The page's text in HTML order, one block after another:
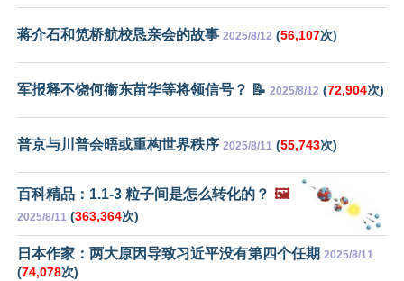
蒋介石和笕桥航校恳亲会的故事 2025/8/12 (56,107次)
军报释不饶何衞东苗华等将领信号？ 📝 2025/8/12 (72,904次)
普京与川普会晤或重构世界秩序 2025/8/11 (55,743次)
百科精品：1.1-3 粒子间是怎么转化的？ 🖼️
2025/8/11 (363,364次)
日本作家：两大原因导致习近平没有第四个任期 2025/8/11
(74,078次)